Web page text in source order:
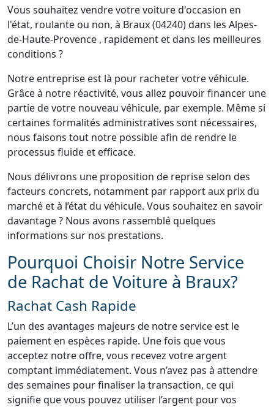
Vous souhaitez vendre votre voiture d'occasion en
l'état, roulante ou non, à Braux (04240) dans les Alpes-
de-Haute-Provence , rapidement et dans les meilleures
conditions ?
Notre entreprise est là pour racheter votre véhicule.
Grâce à notre réactivité, vous allez pouvoir financer une
partie de votre nouveau véhicule, par exemple. Même si
certaines formalités administratives sont nécessaires,
nous faisons tout notre possible afin de rendre le
processus fluide et efficace.
Nous délivrons une proposition de reprise selon des
facteurs concrets, notamment par rapport aux prix du
marché et à l’état du véhicule. Vous souhaitez en savoir
davantage ? Nous avons rassemblé quelques
informations sur nos prestations.
Pourquoi Choisir Notre Service
de Rachat de Voiture à Braux?
Rachat Cash Rapide
L’un des avantages majeurs de notre service est le
paiement en espèces rapide. Une fois que vous
acceptez notre offre, vous recevez votre argent
comptant immédiatement. Vous n’avez pas à attendre
des semaines pour finaliser la transaction, ce qui
signifie que vous pouvez utiliser l’argent pour vos